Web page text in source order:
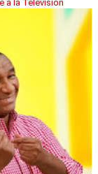
a la Television